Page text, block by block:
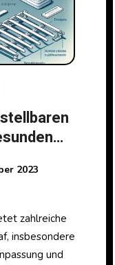
2023
insbesondere
und